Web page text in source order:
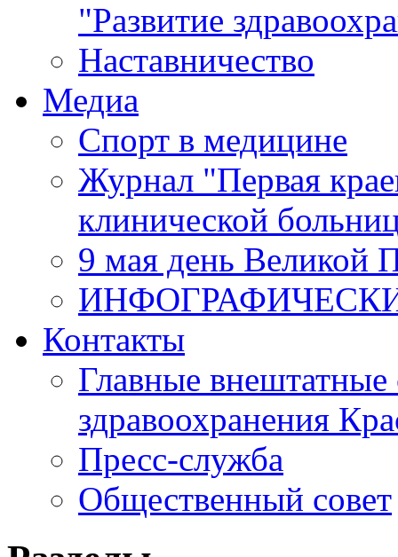
"Развитие
Наставничество
Медиа
Спорт в медицине
Журнал "Первая
клинической
9 мая день Великой
Контакты
Главные внештатные
здравоохранения
Пресс-служба
Общественный совет